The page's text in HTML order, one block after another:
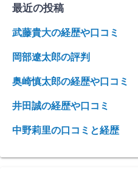
最近の投稿
武藤貴大の経歴や口コミ
岡部遼太郎の評判
奥崎慎太郎の経歴や口コミ
井田誠の経歴や口コミ
中野莉里の口コミと経歴